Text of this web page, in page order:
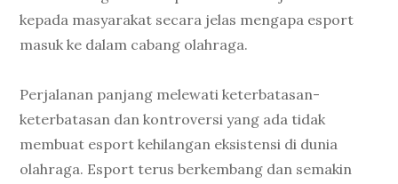
kepada masyarakat secara jelas mengapa esport
masuk ke dalam cabang olahraga.
Perjalanan panjang melewati keterbatasan-
keterbatasan dan kontroversi yang ada tidak
membuat esport kehilangan eksistensi di dunia
olahraga. Esport terus berkembang dan semakin